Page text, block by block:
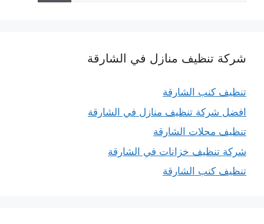
شركة تنظيف منازل في الشارقة
تنظيف كنب الشارقة
افضل شركة تنظيف منازل في الشارقة
تنظيف محلات الشارقة
شركة تنظيف خزانات في الشارقة
تنظيف كنب الشارقة